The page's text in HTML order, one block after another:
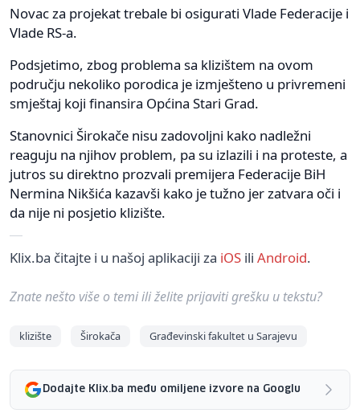
Novac za projekat trebale bi osigurati Vlade Federacije i
Vlade RS-a.
Podsjetimo, zbog problema sa klizištem na ovom
području nekoliko porodica je izmješteno u privremeni
smještaj koji finansira Općina Stari Grad.
Stanovnici Širokače nisu zadovoljni kako nadležni
reaguju na njihov problem, pa su izlazili i na proteste, a
jutros su direktno prozvali premijera Federacije BiH
Nermina Nikšića kazavši kako je tužno jer zatvara oči i
da nije ni posjetio klizište.
Klix.ba čitajte i u našoj aplikaciji za iOS ili Android.
Znate nešto više o temi ili želite prijaviti grešku u tekstu?
klizište Širokača Građevinski fakultet u Sarajevu
Dodajte Klix.ba među omiljene izvore na Googlu